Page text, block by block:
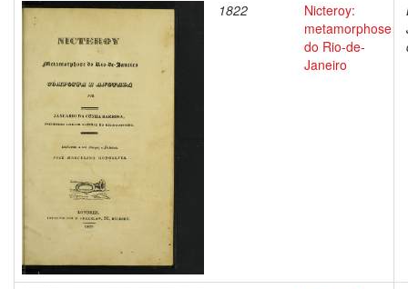
1822
Nicteroy:
metamorphose
do Rio-de-
Janeiro